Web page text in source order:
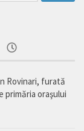
Rovinari, furată
primăria oraşului